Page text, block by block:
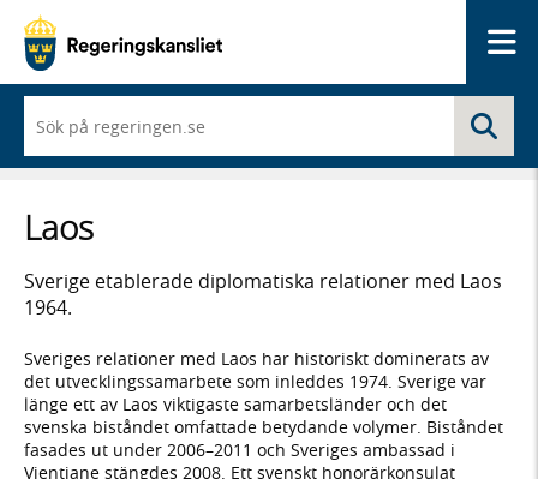
du
börjar
skriva
framträder
en
med
sökförslag
Laos
Sverige etablerade diplomatiska relationer med Laos
1964.
Sveriges relationer med Laos har historiskt dominerats av
det utvecklingssamarbete som inleddes 1974. Sverige var
länge ett av Laos viktigaste samarbetsländer och det
svenska biståndet omfattade betydande volymer. Biståndet
fasades ut under 2006–2011 och Sveriges ambassad i
Vientiane stängdes 2008. Ett svenskt honorärkonsulat